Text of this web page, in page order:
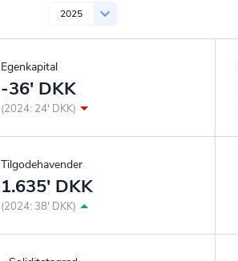
2025
Egenkapital
-36' DKK
(2024: 24' DKK)
Tilgodehavender
1.635' DKK
(2024: 38' DKK)